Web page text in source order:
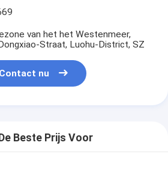
van het het Westenmeer,
Straat, Luohu-District, SZ
Contact nu
Beste Prijs Voor